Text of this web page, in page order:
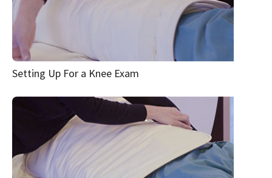
Setting Up For a Knee Exam